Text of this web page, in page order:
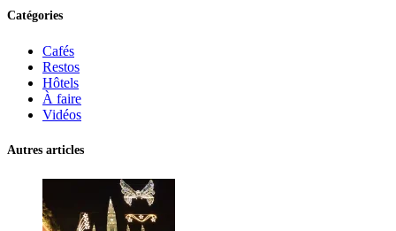
Catégories
Cafés
Restos
Hôtels
À faire
Vidéos
Autres articles